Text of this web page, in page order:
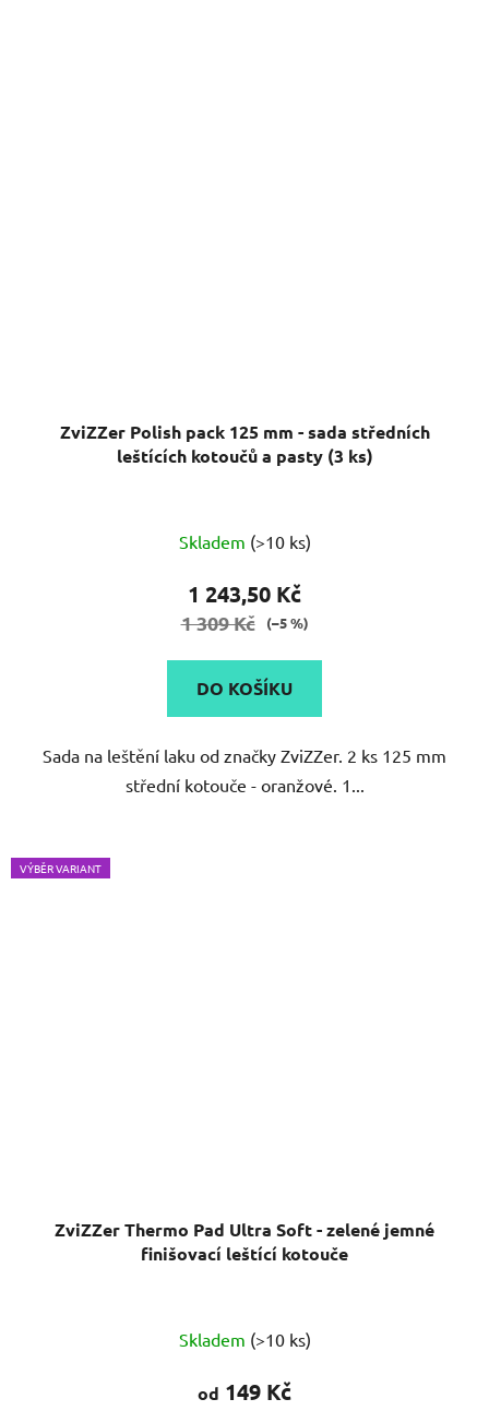
ZviZZer Polish pack 125 mm - sada středních
leštících kotoučů a pasty (3 ks)
hodnocení
produktu
je
5
Skladem (>10 ks)
1 243,50 Kč
1 309 Kč (–5 %)
DO KOŠÍKU
Sada na leštění laku od značky ZviZZer. 2 ks 125 mm
střední kotouče - oranžové. 1...
VÝBĚR VARIANT
ZviZZer Thermo Pad Ultra Soft - zelené jemné
finišovací leštící kotouče
Skladem (>10 ks)
od 149 Kč